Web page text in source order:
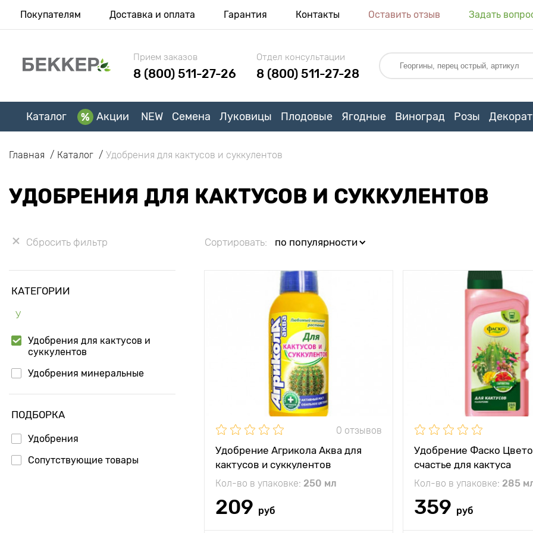
Покупателям Доставка и оплата Гарантия Контакты Оставить отзыв Задать
Прием заказов
8 (800) 511-27-26
Отдел консультации
8 (800) 511-27-28
Каталог Акции NEW Семена Луковицы Плодовые Ягодные Виноград Розы
Главная Каталог Удобрения для кактусов и суккулентов
УДОБРЕНИЯ ДЛЯ КАКТУСОВ И СУККУЛЕНТОВ
Сбросить фильтр
КАТЕГОРИИ
У
Удобрения для кактусов и
суккулентов
Удобрения минеральные
ПОДБОРКА
Удобрения
Сопутствующие товары
Сортировать: по популярности
0 отзывов
Удобрение Агрикола Аква для
кактусов и суккулентов
Кол-во в упаковке: 250 мл
209 руб
NPK 6:6:5 + микро
Периодичность
использования
1 раз в 10 - 14 дней
универсальная
Норма расхода 250 мл на 25 л воды
Срок годности не ограничен
Особенности
обеспечивает
питание
Удобрение Фаско
счастье для кактуса
Кол-во в упаковке: 285
359 руб
NPK
Периодичность
использования
1 раз в
285 мл